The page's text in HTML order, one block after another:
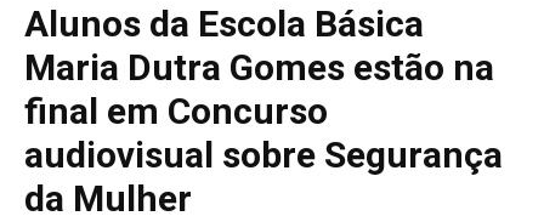
Alunos da Escola Básica
Maria Dutra Gomes estão na
final em Concurso
audiovisual sobre Segurança
da Mulher